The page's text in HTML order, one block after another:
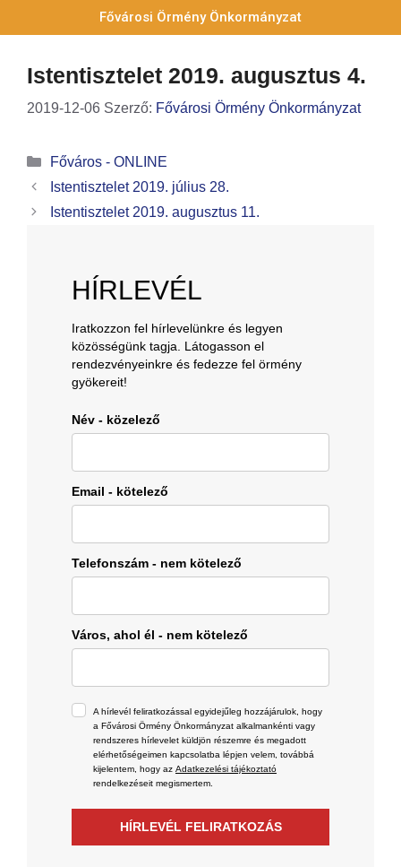
Fővárosi Örmény Önkormányzat
Istentisztelet 2019. augusztus 4.
2019-12-06 Szerző: Fővárosi Örmény Önkormányzat
Főváros - ONLINE
Istentisztelet 2019. július 28.
Istentisztelet 2019. augusztus 11.
HÍRLEVÉL
Iratkozzon fel hírlevelünkre és legyen
közösségünk tagja. Látogasson el
rendezvényeinkre és fedezze fel örmény
gyökereit!
Név - közelező
Email - kötelező
Telefonszám - nem kötelező
Város, ahol él - nem kötelező
A hírlevél feliratkozással egyidejűleg hozzájárulok, hogy
a Fővárosi Örmény Önkormányzat alkalmankénti vagy
rendszeres hírlevelet küldjön részemre és megadott
elérhetőségeimen kapcsolatba lépjen velem, továbbá
kijelentem, hogy az Adatkezelési tájékoztató
rendelkezéseit megismertem.
HÍRLEVÉL FELIRATKOZÁS